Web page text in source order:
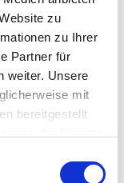
zu
zu Ihrer
Partner für
weiter. Unsere
mit
bereitgestellt